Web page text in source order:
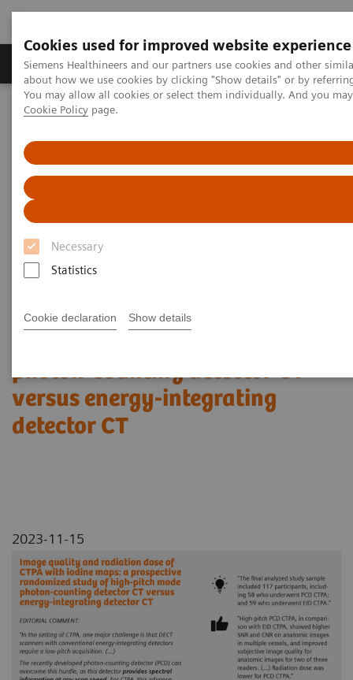
Cookies used for improved website experience
Siemens Healthineers and our partners use cookies and other
about how we use cookies by clicking "Show details" or by
You may allow all cookies or select them individually. And you
Cookie Policy page.
Necessary
Statistics
Cookie declaration Show details
Zobrazovací technika Laboratorní diagnostika
Home Zobrazovací technika
NAEOTOM Alpha s kvantovou technologií
PCCT scientific evidence
Image quality and radiation dose of CTPA with iodine maps: A
prospective randomized study of high-pitch mode photon-counting
detector CT versus energy-integrating detector CT
Image quality and radiation
A prospective randomized
photon-counting detector CT
versus energy-integrating
detector CT
2023-11-15